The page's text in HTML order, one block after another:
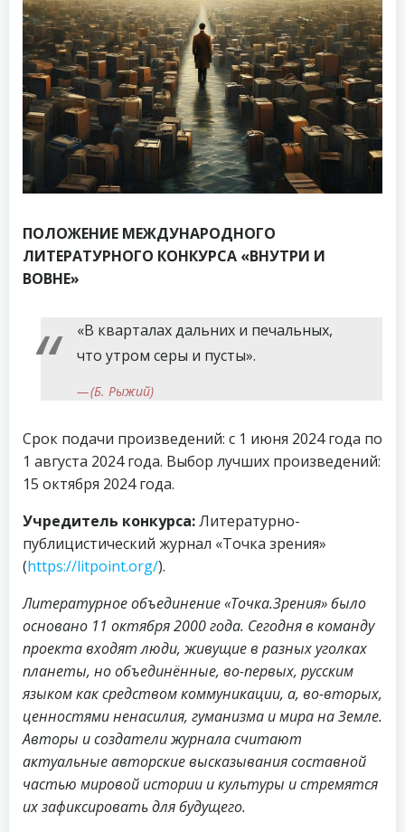
ПОЛОЖЕНИЕ МЕЖДУНАРОДНОГО
ЛИТЕРАТУРНОГО КОНКУРСА «ВНУТРИ И
ВОВНЕ»
«В кварталах дальних и печальных,
что утром серы и пусты».
(Б. Рыжий)
Срок подачи произведений: с 1 июня 2024 года по
1 августа 2024 года. Выбор лучших произведений:
15 октября 2024 года.
Учредитель конкурса:Литературно-
публицистический журнал «Точка зрения»
(https://litpoint.org/).
Литературное объединение «Точка.Зрения» было
основано 11 октября 2000 года. Сегодня в команду
проекта входят люди, живущие в разных уголках
планеты, но объединённые, во-первых, русским
языком как средством коммуникации, а, во-вторых,
ценностями ненасилия, гуманизма и мира на Земле.
Авторы и создатели журнала считают
актуальные авторские высказывания составной
частью мировой истории и культуры и стремятся
их зафиксировать для будущего.